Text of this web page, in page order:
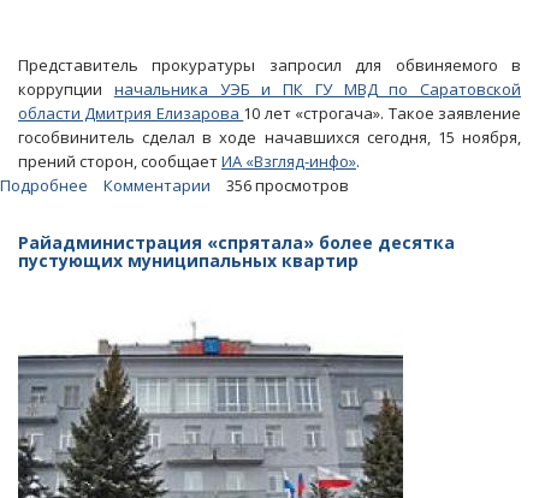
Представитель прокуратуры запросил для обвиняемого в
коррупции начальника УЭБ и ПК ГУ МВД по Саратовской
области Дмитрия Елизарова 10 лет «строгача». Такое заявление
гособвинитель сделал в ходе начавшихся сегодня, 15 ноября,
прений сторон, сообщаетИА «Взгляд-инфо».
Подробнее
с
дать
десять
лет
Комментарии 356 просмотров
Райадминистрация «спрятала» более десятка
пустующих муниципальных квартир